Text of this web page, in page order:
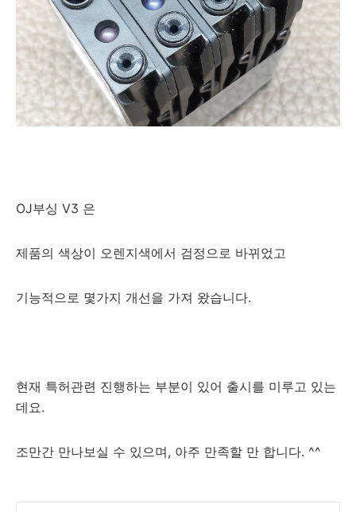
OJ부싱 V3 은
제품의 색상이 오렌지색에서 검정으로 바뀌었고
기능적으로 몇가지 개선을 가져 왔습니다.
현재 특허관련 진행하는 부분이 있어 출시를 미루고 있는
데요.
조만간 만나보실 수 있으며, 아주 만족할 만 합니다. ^^